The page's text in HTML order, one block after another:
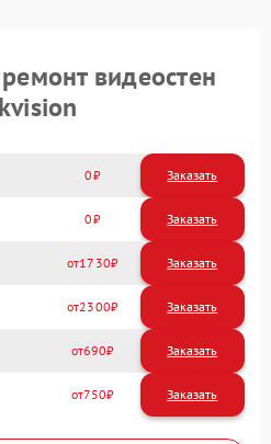
видеостен
0 Заказать
0 Заказать
1730
2300
690
750